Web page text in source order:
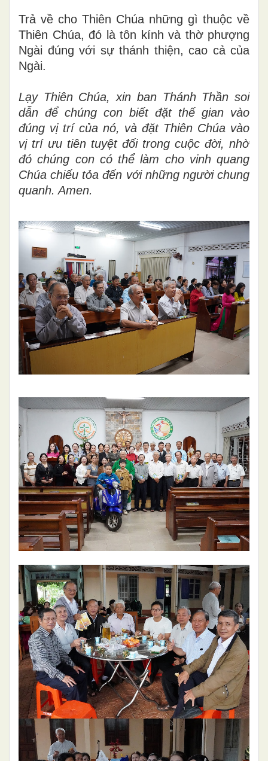
Trả về cho Thiên Chúa những gì thuộc về
Thiên Chúa, đó là tôn kính và thờ phượng
Ngài đúng với sự thánh thiện, cao cả của
Ngài.
Lạy Thiên Chúa, xin ban Thánh Thần soi
dẫn để chúng con biết đặt thế gian vào
đúng vị trí của nó, và đặt Thiên Chúa vào
vị trí ưu tiên tuyệt đối trong cuộc đời, nhờ
đó chúng con có thể làm cho vinh quang
Chúa chiếu tỏa đến với những người chung
quanh. Amen.